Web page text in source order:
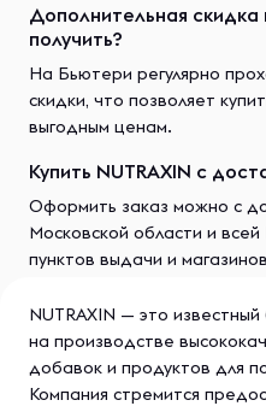
Дополнительная скидка
получить?
На Бьютери регулярно
скидки, что позволяет
выгодным ценам.
Купить NUTRAXIN с
Оформить заказ можно с
Московской области и
пунктов выдачи и
NUTRAXIN — это
на производстве
добавок и продуктов для
Компания стремится